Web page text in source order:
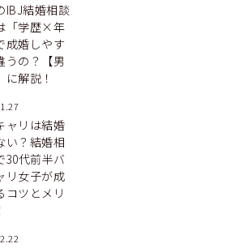
IBJ結婚相談
「学歴×年
成婚しやす
うの？【男
に解説！
ャリは結婚
い？結婚相
30代前半バ
リ女子が成
コツとメリ